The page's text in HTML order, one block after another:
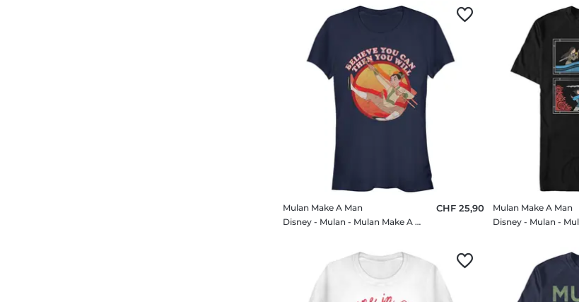
Mulan Make A Man
Disney - Mulan - Mulan Make A Man - Femme T-shirt
CHF 25,90
Mulan Make A Man